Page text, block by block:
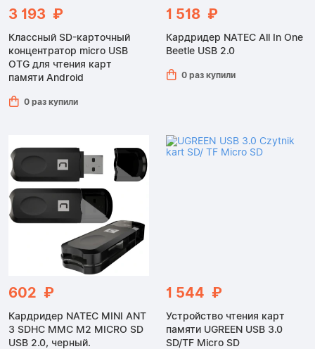
3 193 ₽
Классный SD-карточный
концентратор micro USB
OTG для чтения карт
памяти Android
0 раз купили
1 518 ₽
Кардридер NATEC All In One
Beetle USB 2.0
0 раз купили
602 ₽
Кардридер NATEC MINI ANT
3 SDHC MMC M2 MICRO SD
USB 2.0, черный.
1 544 ₽
Устройство чтения карт
памяти UGREEN USB 3.0
SD/TF Micro SD